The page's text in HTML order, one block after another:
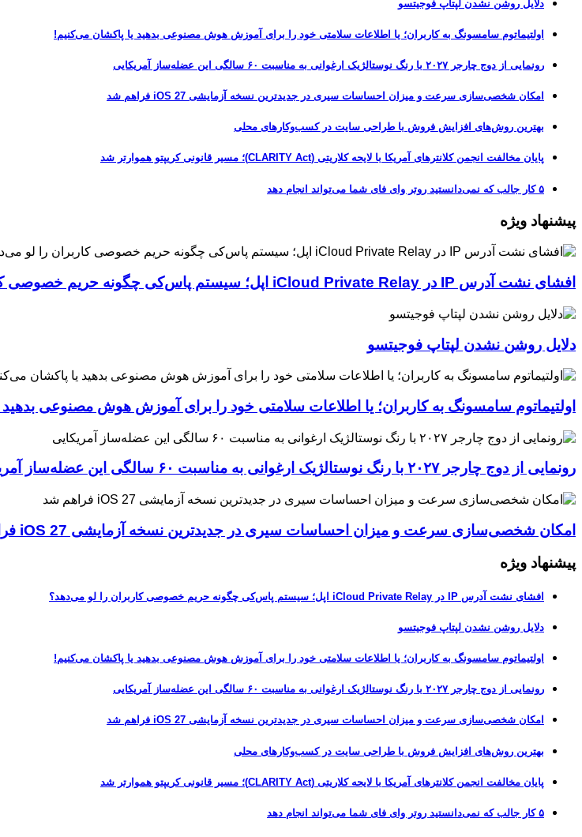
دلایل روشن نشدن لپتاپ فوجیتسو
اولتیماتوم سامسونگ به کاربران؛ یا اطلاعات سلامتی خود را برای آموزش هوش مصنوعی بدهید یا پاکشان می‌کنیم!
رونمایی از دوج چارجر ۲۰۲۷ با رنگ نوستالژیک ارغوانی به مناسبت ۶۰ سالگی این عضله‌ساز آمریکایی
امکان شخصی‌سازی سرعت و میزان احساسات سیری در جدیدترین نسخه آزمایشی iOS 27 فراهم شد
بهترین روش‌های افزایش فروش با طراحی سایت در کسب‌وکارهای محلی
پایان مخالفت انجمن کلانترهای آمریکا با لایحه کلاریتی (CLARITY Act)؛ مسیر قانونی کریپتو هموارتر شد
۵ کار جالب که نمی‌دانستید روتر وای فای شما می‌تواند انجام دهد
پیشنهاد ویژه
افشای نشت آدرس IP در iCloud Private Relay اپل؛ سیستم پاس‌کی چگونه حریم خصوصی کاربران را لو می‌دهد؟
دلایل روشن نشدن لپتاپ فوجیتسو
اولتیماتوم سامسونگ به کاربران؛ یا اطلاعات سلامتی خود را برای آموزش هوش مصنوعی
رونمایی از دوج چارجر ۲۰۲۷ با رنگ نوستالژیک ارغوانی به مناسبت ۶۰ سالگی این عضله‌ساز آمریکایی
امکان شخصی‌سازی سرعت و میزان احساسات سیری در جدیدترین نسخه آزمایشی iOS 27 فراهم شد
پیشنهاد ویژه
افشای نشت آدرس IP در iCloud Private Relay اپل؛ سیستم پاس‌کی چگونه حریم خصوصی کاربران را لو می‌دهد؟
دلایل روشن نشدن لپتاپ فوجیتسو
اولتیماتوم سامسونگ به کاربران؛ یا اطلاعات سلامتی خود را برای آموزش هوش مصنوعی بدهید یا پاکشان می‌کنیم!
رونمایی از دوج چارجر ۲۰۲۷ با رنگ نوستالژیک ارغوانی به مناسبت ۶۰ سالگی این عضله‌ساز آمریکایی
امکان شخصی‌سازی سرعت و میزان احساسات سیری در جدیدترین نسخه آزمایشی iOS 27 فراهم شد
بهترین روش‌های افزایش فروش با طراحی سایت در کسب‌وکارهای محلی
پایان مخالفت انجمن کلانترهای آمریکا با لایحه کلاریتی (CLARITY Act)؛ مسیر قانونی کریپتو هموارتر شد
۵ کار جالب که نمی‌دانستید روتر وای فای شما می‌تواند انجام دهد